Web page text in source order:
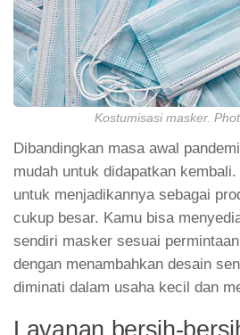
Kostumisasi masker.
Dibandingkan masa awal
mudah untuk didapatkan
untuk menjadikannya sebagai
cukup besar. Kamu bisa
sendiri masker sesuai
dengan menambahkan desain
diminati dalam usaha kecil dan
Layanan bersih-